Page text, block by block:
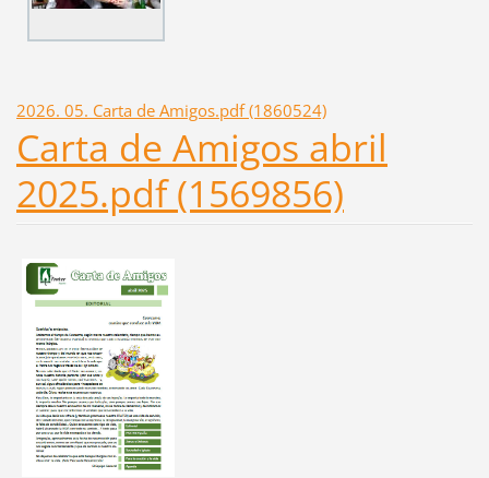
2026. 05. Carta de Amigos.pdf (1860524)
Carta de Amigos abril
2025.pdf (1569856)